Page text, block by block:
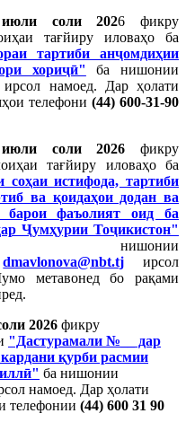
соли 2026 фикру
тағйиру иловаҳо ба
тартиби анҷомдиҳии
хориҷӣ" ба нишонии
ирсол намоед. Дар ҳолати
телефони (44) 600-31-90
соли 2026 фикру
тағйиру иловаҳо ба
истифода, тартиби
ва қоидаҳои додан ва
барои фаъолият оид ба
Ҷумҳурии Тоҷикистон"
dmavlonova@nbt.tj
ирсол
метавонед бо рақами
2026 фикру
"Дастурамали №__ дар
қурби расмии
ба нишонии
намоед. Дар ҳолати
телефонии (44) 600 31 90